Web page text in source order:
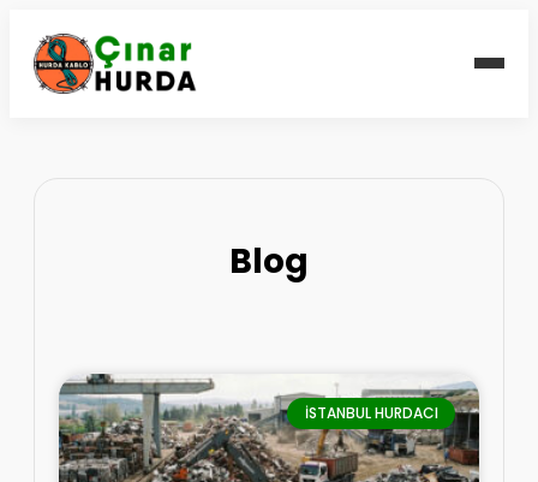
Blog
İSTANBUL HURDACI